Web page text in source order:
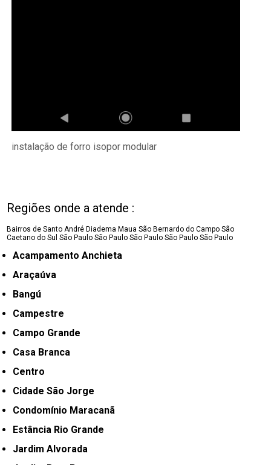
instalação de forro isopor modular
Regiões onde a atende :
Bairros de Santo André Diadema Maua São Bernardo do Campo São
Caetano do SulSão Paulo São Paulo São Paulo São Paulo São Paulo
Acampamento Anchieta
Araçaúva
Bangú
Campestre
Campo Grande
Casa Branca
Centro
Cidade São Jorge
Condomínio Maracanã
Estância Rio Grande
Jardim Alvorada